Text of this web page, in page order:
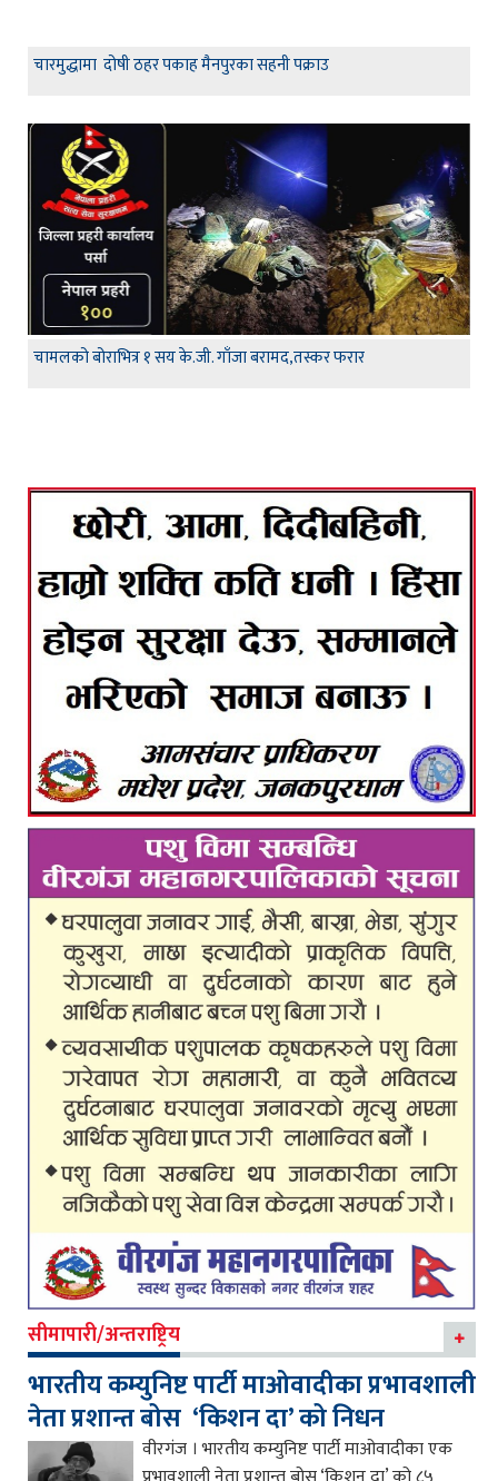
चारमुद्धामा दोषी ठहर पकाह मैनपुरका सहनी पक्राउ
चामलको बोराभित्र १ सय के.जी. गाँजा बरामद,तस्कर फरार
सीमापारी/अन्तराष्ट्रिय
भारतीय कम्युनिष्ट पार्टी माओवादीका प्रभावशाली
नेता प्रशान्त बोस ‘किशन दा’ को निधन
वीरगंज । भारतीय कम्युनिष्ट पार्टी माओवादीका एक